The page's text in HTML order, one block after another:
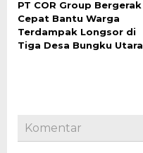
PT COR Group Bergerak
Cepat Bantu Warga
Terdampak Longsor di
Tiga Desa Bungku Utara
Komentar